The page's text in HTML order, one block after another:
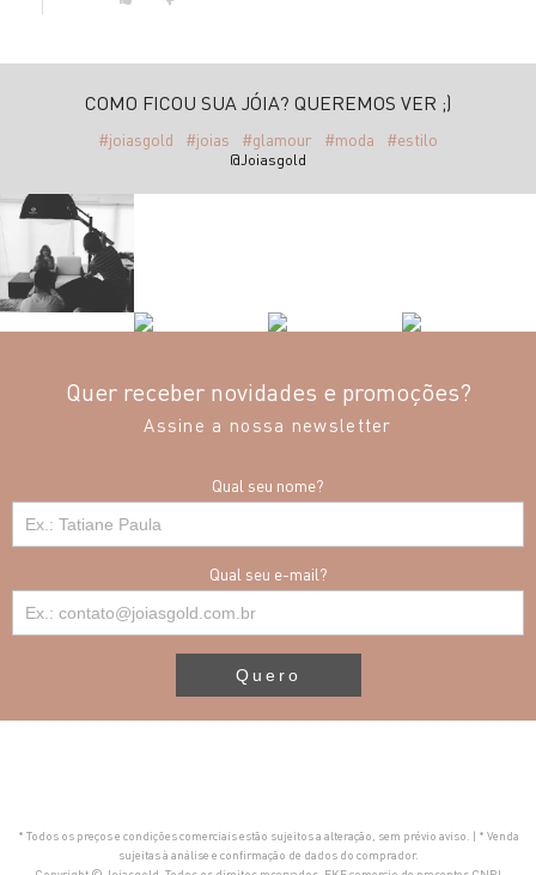
COMO FICOU SUA JÓIA? QUEREMOS VER ;)
#joiasgold #joias #glamour #moda #estilo
@Joiasgold
Quer receber novidades e promoções?
Assine a nossa newsletter
Qual seu nome?
Qual seu e-mail?
Quero
* Todos os preços e condições comerciais estão sujeitos a alteração, sem prévio aviso. | * Venda
sujeitas à análise e confirmação de dados do comprador.